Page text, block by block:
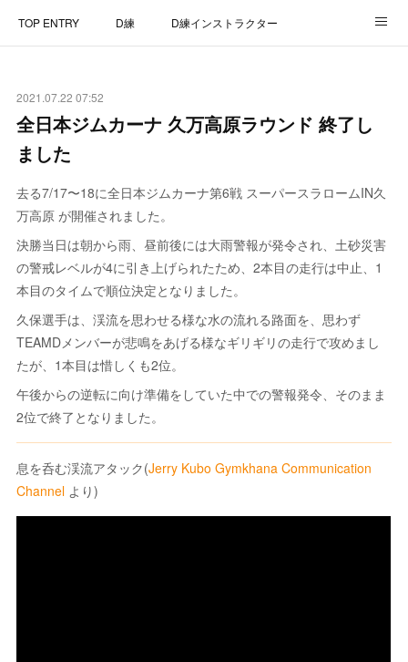
TOP ENTRY D練 D練インストラクター
CONTACT
2021.07.22 07:52
全日本ジムカーナ 久万高原ラウンド 終了し
ました
去る7/17〜18に全日本ジムカーナ第6戦 スーパースラロームIN久
万高原 が開催されました。
決勝当日は朝から雨、昼前後には大雨警報が発令され、土砂災害
の警戒レベルが4に引き上げられたため、2本目の走行は中止、1
本目のタイムで順位決定となりました。
久保選手は、渓流を思わせる様な水の流れる路面を、思わず
TEAMDメンバーが悲鳴をあげる様なギリギリの走行で攻めまし
たが、1本目は惜しくも2位。
午後からの逆転に向け準備をしていた中での警報発令、そのまま
2位で終了となりました。
息を呑む渓流アタック(Jerry Kubo Gymkhana Communication
Channel より)